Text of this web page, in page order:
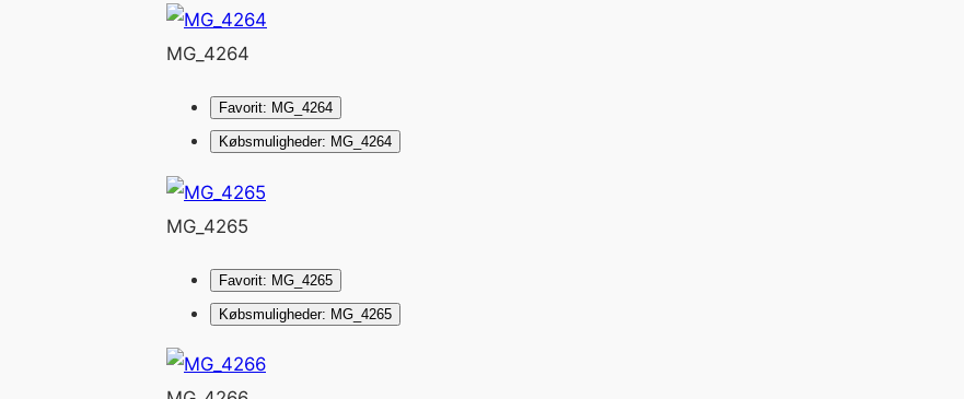
MG_4264
Favorit: MG_4264
Købsmuligheder: MG_4264
MG_4265
Favorit: MG_4265
Købsmuligheder: MG_4265